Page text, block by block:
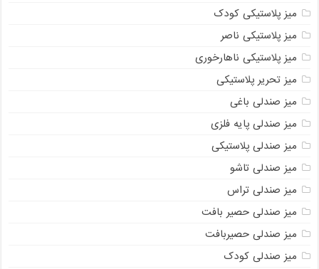
میز پلاستیکی کودک
میز پلاستیکی ناصر
میز پلاستیکی ناهارخوری
میز تحریر پلاستیکی
میز صندلی باغی
میز صندلی پایه فلزی
میز صندلی پلاستیکی
میز صندلی تاشو
میز صندلی تراس
میز صندلی حصیر بافت
میز صندلی حصیربافت
میز صندلی کودک